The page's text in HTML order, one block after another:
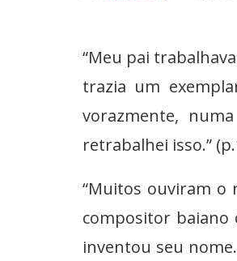
“Meu pai
trazia um
vorazmente,
retrabalhei isso.”
“Muitos ouviram o
compositor baiano
inventou seu